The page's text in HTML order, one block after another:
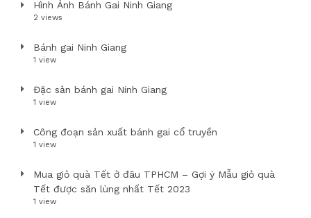
Hình Ảnh Bánh Gai Ninh Giang
2 views
Bánh gai Ninh Giang
1 view
Đặc sản bánh gai Ninh Giang
1 view
Công đoạn sản xuất bánh gai cổ truyền
1 view
Mua giỏ quà Tết ở đâu TPHCM – Gợi ý Mẫu giỏ quà
Tết được săn lùng nhất Tết 2023
1 view